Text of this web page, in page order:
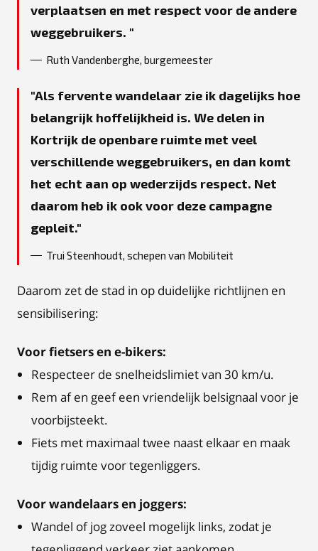
verplaatsen en met respect voor de andere
weggebruikers.
Ruth Vandenberghe, burgemeester
Als fervente wandelaar zie ik dagelijks hoe
belangrijk hoffelijkheid is. We delen in
Kortrijk de openbare ruimte met veel
verschillende weggebruikers, en dan komt
het echt aan op wederzijds respect. Net
daarom heb ik ook voor deze campagne
gepleit.
Trui Steenhoudt, schepen van Mobiliteit
Daarom zet de stad in op duidelijke richtlijnen en
sensibilisering:
Voor fietsers en e-bikers:
Respecteer de snelheidslimiet van 30 km/u.
Rem af en geef een vriendelijk belsignaal voor je
voorbijsteekt.
Fiets met maximaal twee naast elkaar en maak
tijdig ruimte voor tegenliggers.
Voor wandelaars en joggers:
Wandel of jog zoveel mogelijk links, zodat je